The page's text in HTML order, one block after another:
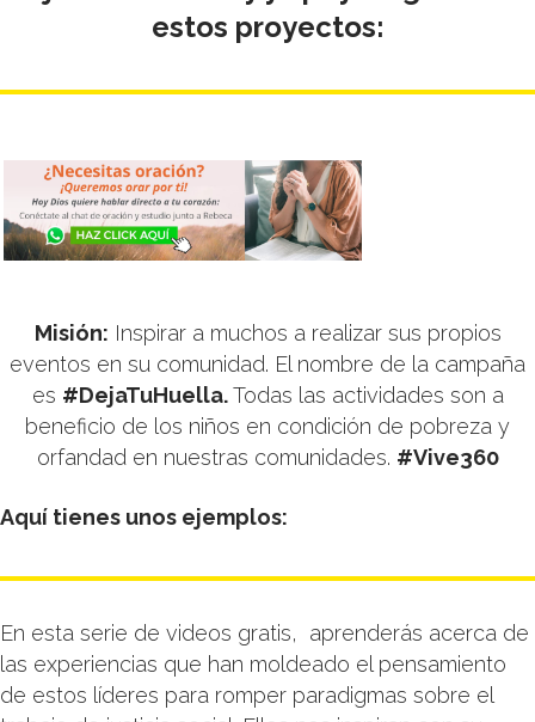
estos proyectos:
Misión: Inspirar a muchos a realizar sus propios
eventos en su comunidad. El nombre de la campaña
es #DejaTuHuella.Todas las actividades son a
beneficio de los niños en condición de pobreza y
orfandad en nuestras comunidades. #Vive360
Aquí tienes unos ejemplos:
En esta serie de videos gratis, aprenderás acerca de
las experiencias que han moldeado el pensamiento
de estos líderes para romper paradigmas sobre el